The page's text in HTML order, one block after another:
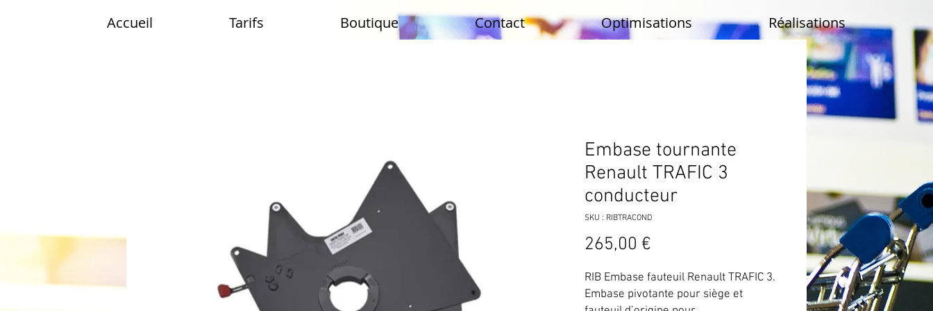
Accueil Tarifs Boutique Contact Optimisations Réalisations
Embase tournante
Renault TRAFIC 3
conducteur
SKU : RIBTRACOND
265,00 €
RIB Embase fauteuil Renault TRAFIC 3.
Embase pivotante pour siège et